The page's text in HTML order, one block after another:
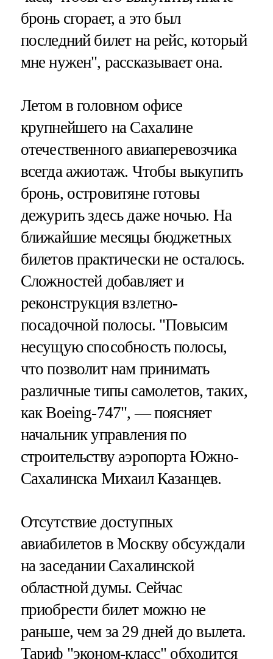
бронь сгорает, а это был
последний билет на рейс, который
мне нужен", рассказывает она.
Летом в головном офисе
крупнейшего на Сахалине
отечественного авиаперевозчика
всегда ажиотаж. Чтобы выкупить
бронь, островитяне готовы
дежурить здесь даже ночью. На
ближайшие месяцы бюджетных
билетов практически не осталось.
Сложностей добавляет и
реконструкция взлетно-
посадочной полосы. "Повысим
несущую способность полосы,
что позволит нам принимать
различные типы самолетов, таких,
как Boeing-747", — поясняет
начальник управления по
строительству аэропорта Южно-
Сахалинска Михаил Казанцев.
Отсутствие доступных
авиабилетов в Москву обсуждали
на заседании Сахалинской
областной думы. Сейчас
приобрести билет можно не
раньше, чем за 29 дней до вылета.
Тариф "эконом-класс" обходится